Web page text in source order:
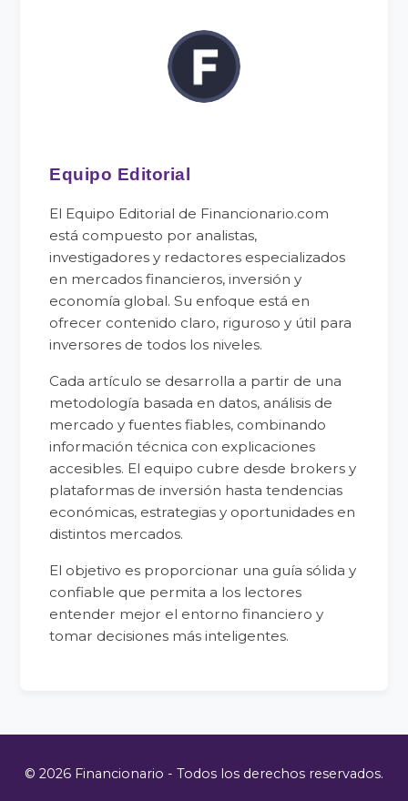
Equipo Editorial
El Equipo Editorial de Financionario.com
está compuesto por analistas,
investigadores y redactores especializados
en mercados financieros, inversión y
economía global. Su enfoque está en
ofrecer contenido claro, riguroso y útil para
inversores de todos los niveles.
Cada artículo se desarrolla a partir de una
metodología basada en datos, análisis de
mercado y fuentes fiables, combinando
información técnica con explicaciones
accesibles. El equipo cubre desde brokers y
plataformas de inversión hasta tendencias
económicas, estrategias y oportunidades en
distintos mercados.
El objetivo es proporcionar una guía sólida y
confiable que permita a los lectores
entender mejor el entorno financiero y
tomar decisiones más inteligentes.
© 2026 Financionario - Todos los derechos reservados.